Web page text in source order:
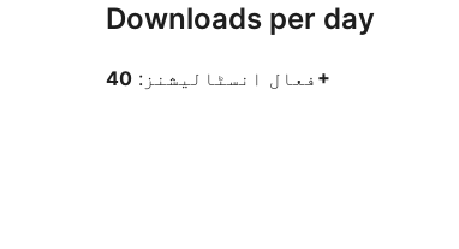
Downloads per day
فعال انسٹالیشنز: 40+